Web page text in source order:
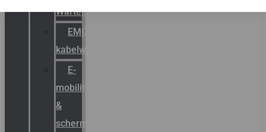
Wartels
EMC
kabelwartels
E-
mobility
&
schermstromen